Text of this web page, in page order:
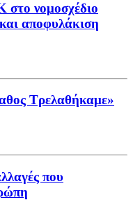
στο νομοσχέδιο
αποφυλάκιση
Τρελαθήκαμε»
που